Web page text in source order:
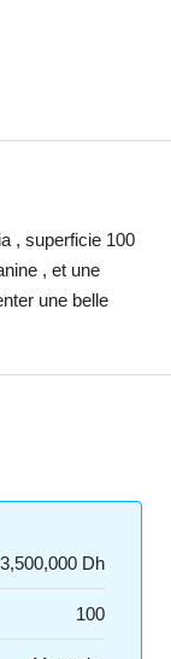
, superficie 100
, et une
une belle
3,500,000 Dh
100